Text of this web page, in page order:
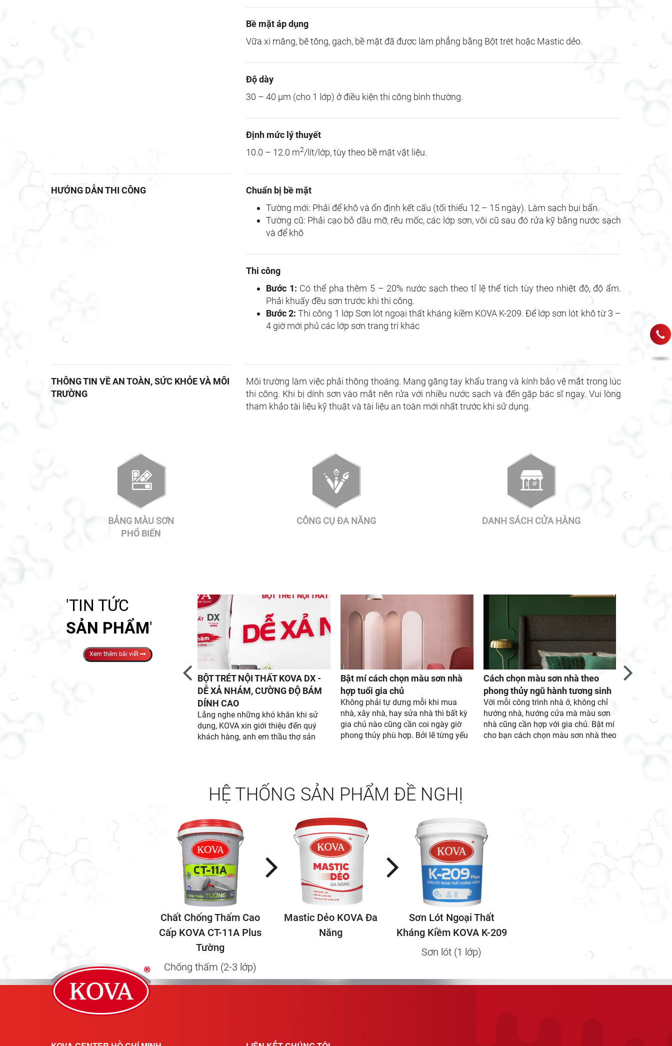
Bề mặt áp dụng
Vữa xi măng, bê tông, gạch, bề mặt đã được làm phẳng bằng Bột trét hoặc Mastic dẻo.
Độ dày
30 – 40 µm (cho 1 lớp) ở điều kiện thi công bình thường.
Định mức lý thuyết
10.0 – 12.0 m2/lít/lớp, tùy theo bề mặt vật liệu.
HƯỚNG DẪN THI CÔNG
Chuẩn bị bề mặt
Tường mới: Phải để khô và ổn định kết cấu (tối thiểu 12 – 15 ngày). Làm sạch bụi bẩn.
Tường cũ: Phải cạo bỏ dầu mỡ, rêu mốc, các lớp sơn, vôi cũ sau đó rửa kỹ bằng nước sạch
và để khô
Thi công
Bước 1: Có thể pha thêm 5 – 20% nước sạch theo tỉ lệ thể tích tùy theo nhiệt độ, độ ẩm.
Phải khuấy đều sơn trước khi thi công.
Bước 2: Thi công 1 lớp Sơn lót ngoại thất kháng kiềm KOVA K-209. Để lớp sơn lót khô từ 3 –
4 giờ mới phủ các lớp sơn trang trí khác
THÔNG TIN VỀ AN TOÀN, SỨC KHỎE VÀ MÔI
TRƯỜNG
Môi trường làm việc phải thông thoáng. Mang găng tay khẩu trang và kính bảo vệ mắt trong lúc
thi công. Khi bị dính sơn vào mắt nên rửa với nhiều nước sạch và đến gặp bác sĩ ngay. Vui lòng
tham khảo tài liệu kỹ thuật và tài liệu an toàn mới nhất trước khi sử dụng.
BẢNG MÀU SƠN
PHỔ BIẾN
CÔNG CỤ ĐA NĂNG DANH SÁCH CỬA HÀNG
'TIN TỨC
SẢN PHẨM'
Xem thêm bài viết
BỘT TRÉT NỘI THẤT KOVA DX -
DỄ XẢ NHÁM, CƯỜNG ĐỘ BÁM
DÍNH CAO
Lắng nghe những khó khăn khi sử
dụng, KOVA xin giới thiệu đến quý
khách hàng, anh em thầu thợ sản
Bật mí cách chọn màu sơn nhà
hợp tuổi gia chủ
Không phải tự dưng mỗi khi mua
nhà, xây nhà, hay sửa nhà thì bất kỳ
gia chủ nào cũng cần coi ngày giờ
phong thủy phù hợp. Bởi lẽ từng yếu
cần lựa chọn cho phù hợp với gia chủ
nhất, bởi màu sơn tiếp xúc với thị
dõi những cách chọn màu sơn nhà
hợp tuổi với gia chủ nhé.
Cách chọn màu sơn nhà theo
phong thủy ngũ hành tương sinh
Với mỗi công trình nhà ở, không chỉ
hướng nhà, hướng cửa mà màu sơn
nhà cũng cần hợp với gia chủ. Bật mí
cho bạn cách chọn màu sơn nhà theo
Tìm hiểu
Mùa mưa
khiến bao
trạng thấm
HỆ THỐNG SẢN PHẨM ĐỀ NGHỊ
Chất Chống Thấm Cao
Cấp KOVA CT-11A Plus
Tường
Chống thấm (2-3 lớp)
Mastic Dẻo KOVA Đa
Năng
Sơn Lót Ngoại Thất
Kháng Kiềm KOVA K-209
Sơn lót (1 lớp)